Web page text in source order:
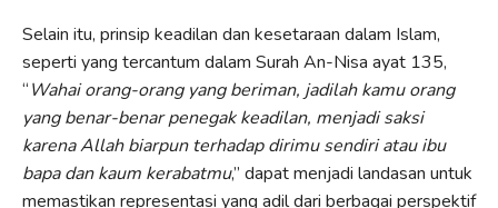
Selain itu, prinsip keadilan dan kesetaraan dalam Islam,
seperti yang tercantum dalam Surah An-Nisa ayat 135,
“Wahai orang-orang yang beriman, jadilah kamu orang
yang benar-benar penegak keadilan, menjadi saksi
karena Allah biarpun terhadap dirimu sendiri atau ibu
bapa dan kaum kerabatmu,” dapat menjadi landasan untuk
memastikan representasi yang adil dari berbagai perspektif